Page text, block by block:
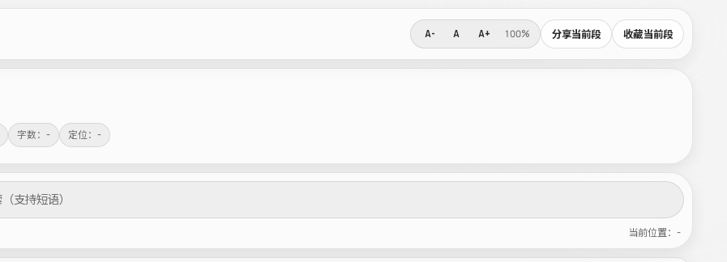
A- A A+ 100% 分享当前段 收藏当前段
字数：- 定位：-
当前位置：-